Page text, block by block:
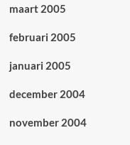
maart 2005
februari 2005
januari 2005
december 2004
november 2004